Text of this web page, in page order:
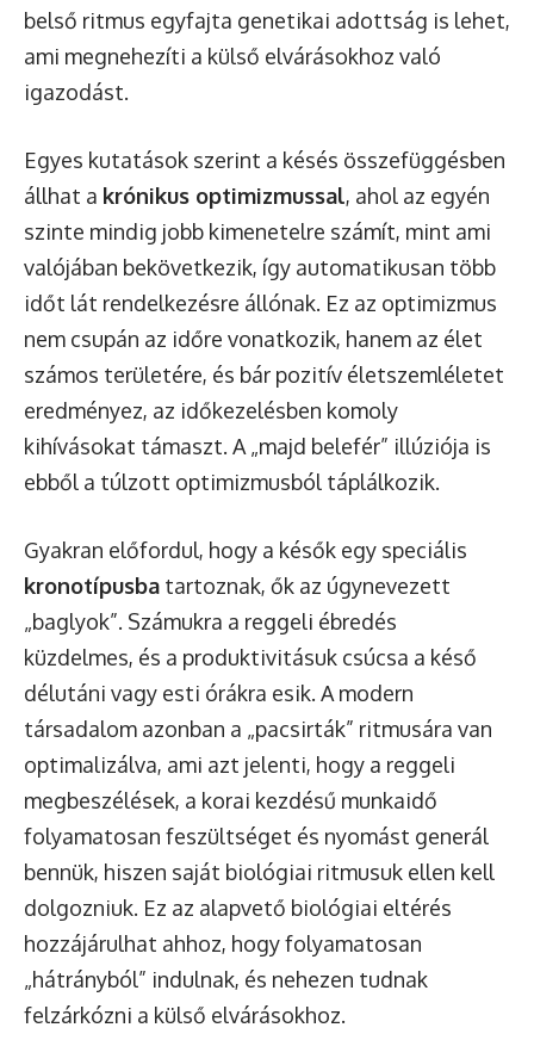
belső ritmus egyfajta genetikai adottság is lehet,
ami megnehezíti a külső elvárásokhoz való
igazodást.
Egyes kutatások szerint a késés összefüggésben
állhat a krónikus optimizmussal, ahol az egyén
szinte mindig jobb kimenetelre számít, mint ami
valójában bekövetkezik, így automatikusan több
időt lát rendelkezésre állónak. Ez az optimizmus
nem csupán az időre vonatkozik, hanem az élet
számos területére, és bár pozitív életszemléletet
eredményez, az időkezelésben komoly
kihívásokat támaszt. A „majd belefér” illúziója is
ebből a túlzott optimizmusból táplálkozik.
Gyakran előfordul, hogy a késők egy speciális
kronotípusba tartoznak, ők az úgynevezett
„baglyok”. Számukra a reggeli ébredés
küzdelmes, és a produktivitásuk csúcsa a késő
délutáni vagy esti órákra esik. A modern
társadalom azonban a „pacsirták” ritmusára van
optimalizálva, ami azt jelenti, hogy a reggeli
megbeszélések, a korai kezdésű munkaidő
folyamatosan feszültséget és nyomást generál
bennük, hiszen saját biológiai ritmusuk ellen kell
dolgozniuk. Ez az alapvető biológiai eltérés
hozzájárulhat ahhoz, hogy folyamatosan
„hátrányból” indulnak, és nehezen tudnak
felzárkózni a külső elvárásokhoz.